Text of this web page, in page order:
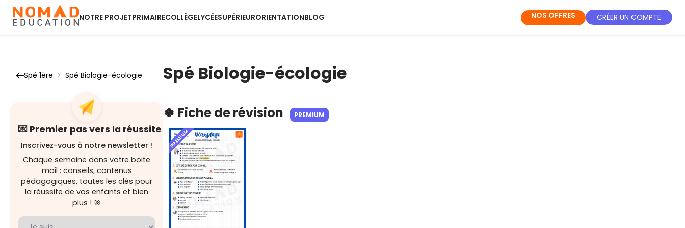
NOTRE PROJETPRIMAIRECOLLÈGELYCÉESUPÉRIEURORIENTATIONBLOG NOS OFFRES CRÉER UN COMPTE
Spé 1ère > Spé Biologie-écologie
💌 Premier pas vers la réussite
Inscrivez-vous à notre newsletter !
Chaque semaine dans votre boite
mail : conseils, contenus
pédagogiques, toutes les clés pour
la réussite de vos enfants et bien
plus ! 🎯
Spé Biologie-écologie
🍀 Fiche de révision PREMIUM
PREMIUM